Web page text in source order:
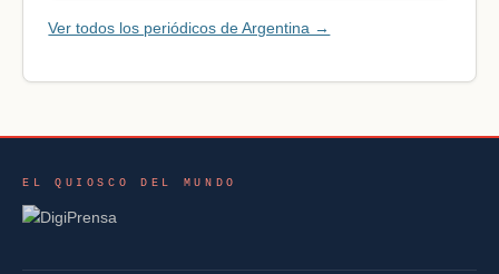
Ver todos los periódicos de Argentina →
EL QUIOSCO DEL MUNDO